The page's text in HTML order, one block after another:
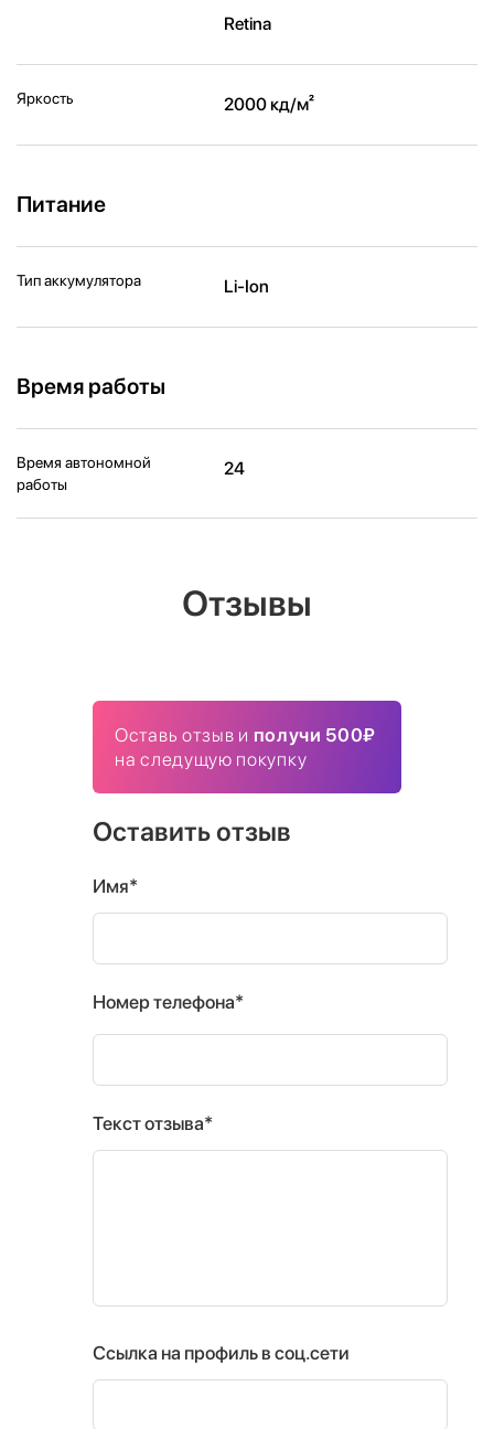
Retina
Яркость 2000 кд/ м²
Питание
Тип аккумулятора Li-Ion
Время работы
Время автономной
работы
24
Отзывы
Оставь отзыв и получи 500₽
на следущую покупку
Оставить отзыв
Имя*
Номер телефона*
Текст отзыва*
Ссылка на профиль в соц.сети